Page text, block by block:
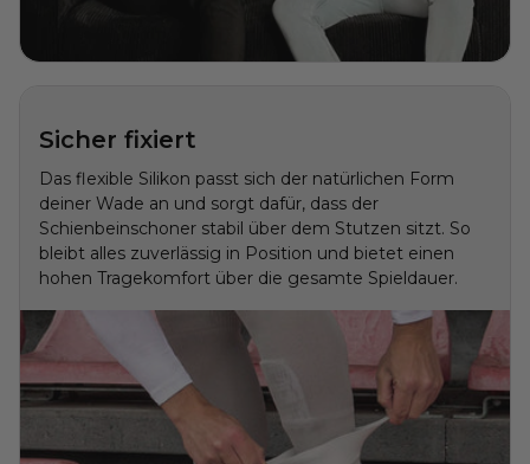
Sicher fixiert
Das flexible Silikon passt sich der natürlichen Form
deiner Wade an und sorgt dafür, dass der
Schienbeinschoner stabil über dem Stutzen sitzt. So
bleibt alles zuverlässig in Position und bietet einen
hohen Tragekomfort über die gesamte Spieldauer.